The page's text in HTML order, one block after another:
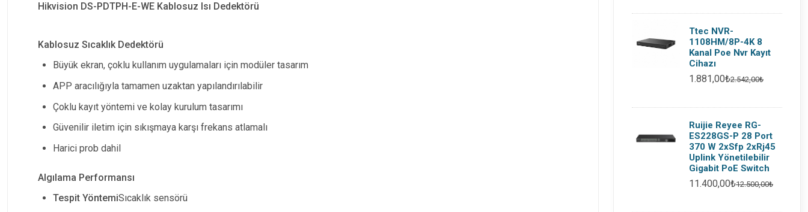
Hikvision DS-PDTPH-E-WE Kablosuz Isı Dedektörü
Kablosuz Sıcaklık Dedektörü
Büyük ekran, çoklu kullanım uygulamaları için modüler tasarım
APP aracılığıyla tamamen uzaktan yapılandırılabilir
Çoklu kayıt yöntemi ve kolay kurulum tasarımı
Güvenilir iletim için sıkışmaya karşı frekans atlamalı
Harici prob dahil
Algılama Performansı
Tespit YöntemiSıcaklık sensörü
Ttec NVR-
1108HM/8P-4K 8
Kanal Poe Nvr Kayıt
Cihazı
1.881,00₺2.542,00₺
Ruijie Reyee RG-
ES228GS-P 28 Port
370 W 2xSfp 2xRj45
Uplink Yönetilebilir
Gigabit PoE Switch
11.400,00₺12.500,00₺